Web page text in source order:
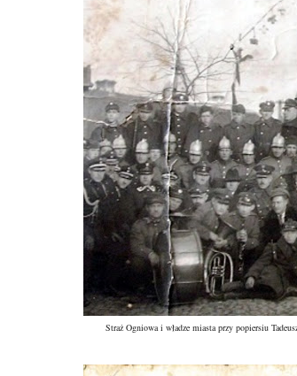
Straż Ogniowa i władze miasta przy popiersiu